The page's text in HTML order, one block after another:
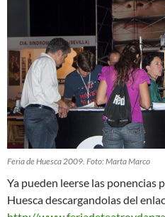
Feria de Huesca 2009. Foto: Marta Marco
Ya pueden leerse las ponencias
Huesca descargandolas del